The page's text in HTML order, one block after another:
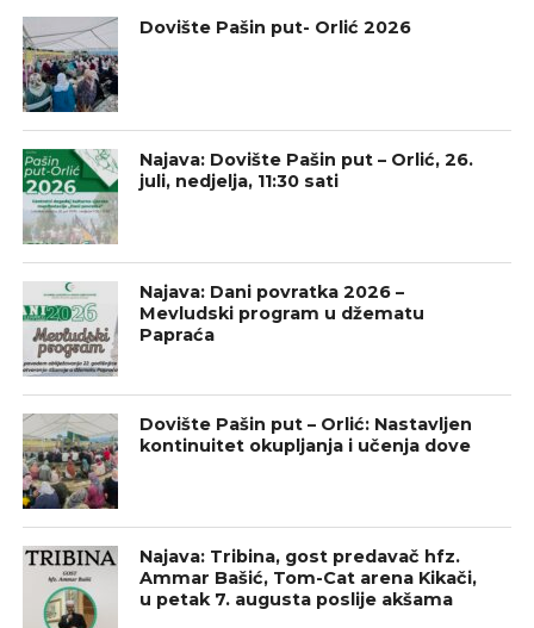
Dovište Pašin put- Orlić 2026
Najava: Dovište Pašin put – Orlić, 26.
juli, nedjelja, 11:30 sati
Najava: Dani povratka 2026 –
Mevludski program u džematu
Papraća
Dovište Pašin put – Orlić: Nastavljen
kontinuitet okupljanja i učenja dove
Najava: Tribina, gost predavač hfz.
Ammar Bašić, Tom-Cat arena Kikači,
u petak 7. augusta poslije akšama